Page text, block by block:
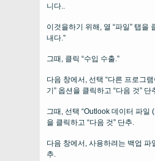
니다..
이것을하기 위해, 열 “파일” 탭을
내다.”
그때, 클릭 “수입 수출.”
다음 창에서, 선택 “다른 프로그
기” 옵션을 클릭하고 “다음 것” 단
그때, 선택 “Outlook 데이터 파일
을 클릭하고 “다음 것” 단추.
다음 창에서, 사용하려는 백업 파
추.